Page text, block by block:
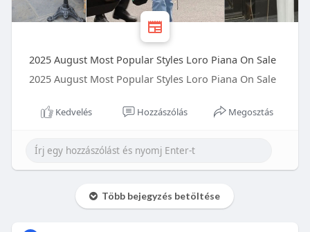
2025 August Most Popular Styles Loro Piana On Sale
2025 August Most Popular Styles Loro Piana On Sale
Kedvelés Hozzászólás Megosztás
Több bejegyzés betöltése